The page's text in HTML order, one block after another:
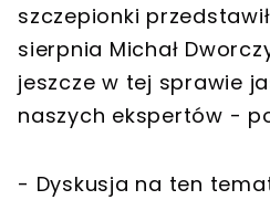
szczepionki
sierpnia Michał
jeszcze w tej sprawie
naszych ekspertów -
- Dyskusja na ten